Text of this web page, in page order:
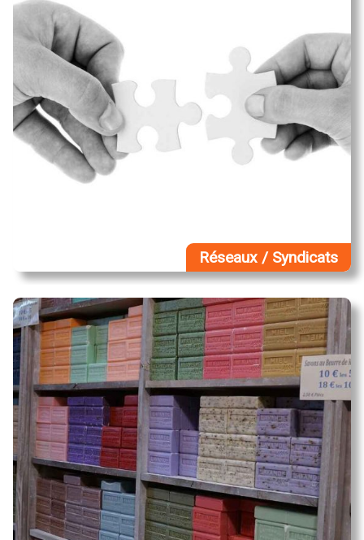
Réseaux / Syndicats